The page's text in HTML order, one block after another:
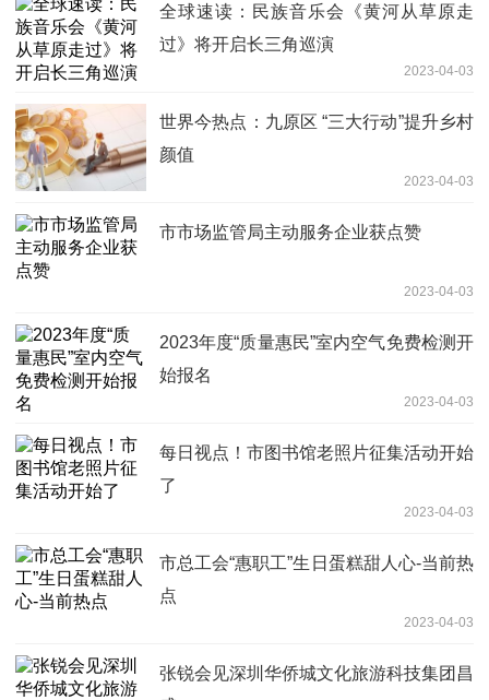
全球速读：民族音乐会《黄河从草原走
过》将开启长三角巡演
2023-04-03
世界今热点：九原区 “三大行动”提升乡村
颜值
2023-04-03
市市场监管局主动服务企业获点赞
2023-04-03
2023年度“质量惠民”室内空气免费检测开
始报名
2023-04-03
每日视点！市图书馆老照片征集活动开始
了
2023-04-03
市总工会“惠职工”生日蛋糕甜人心-当前热
点
2023-04-03
张锐会见深圳华侨城文化旅游科技集团昌